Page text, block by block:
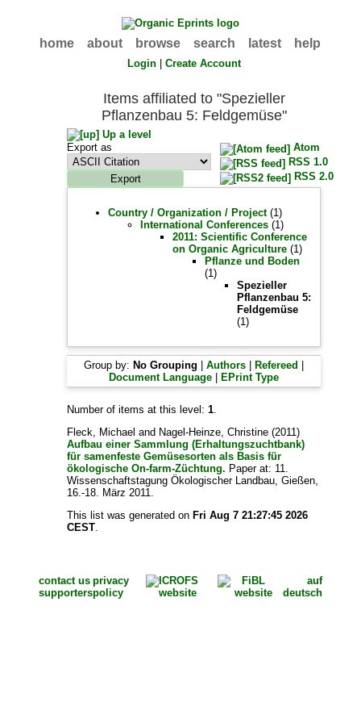
home about browse search latest help
Login |Create Account
Items affiliated to "Spezieller
Pflanzenbau 5: Feldgemüse"
Up a level
Export as
Atom
RSS 1.0
RSS 2.0
Country / Organization / Project(1)
International Conferences (1)
2011: Scientific Conference
on Organic Agriculture (1)
Pflanze und Boden
(1)
Spezieller
Pflanzenbau 5:
Feldgemüse
(1)
Group by: No Grouping |Authors Refereed
Document Language
EPrint Type
Number of items at this level:1.
Fleck, Michael and Nagel-Heinze, Christine (2011)
Aufbau einer Sammlung (Erhaltungszuchtbank)
für samenfeste Gemüsesorten als Basis für
ökologische On-farm-Züchtung. Paper at: 11.
Wissenschaftstagung Ökologischer Landbau, Gießen,
16.-18. März 2011.
This list was generated on Fri Aug 7 21:27:45 2026
CEST.
contact us
supporters
privacy
policy
auf
deutsch